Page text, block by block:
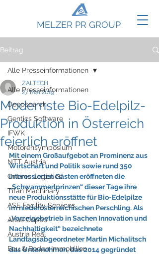
MELZER PR GROUP
Beitrag
Alle Presseinformationen
Deepsearch
Gentics Software
IFWK
Motorensymposium
NTT Austria
Ontime Logistics
Titan Machinary
ASE Facility Services
Atlas Copco
Austria Real
Bau & Boden Immobilien
Alle Presseinformationen
Modernste Bio-Edelpilz-
Produktion in Österreich
feierlich eröffnet
ZALTECH
27. Mai 2019
Mit einem Großaufgebot an Prominenz aus
Wirtschaft und Politik sowie rund 350
interessierten Gästen eröffneten die
„Schwammerlprinzen“ dieser Tage ihre
neue Produktionsstätte für Bio-Edelpilze
im niederösterreichischen Perschling. Als
„Vorzeigebetrieb in Sachen Innovation und
Nachhaltigkeit“ bezeichnete
Landtagsabgeordneter Martin Michalitsch
das Unternehmen, das 2014 gegründet